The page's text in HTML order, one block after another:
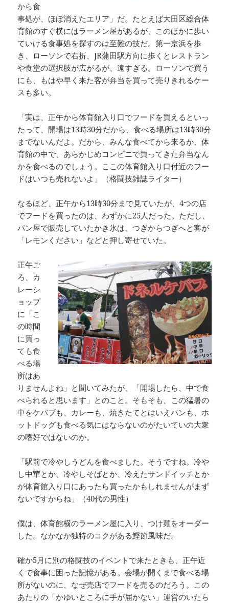
から食
事処が、ほぼ消えたエリア」だ。たとえば大田区総合体
育館のすぐ横にはラーメン屋があるが、このほかに歩い
ていける食事処を探すのは至難の技だ。第一京浜を歩
き、ローソンで右折、JR蒲田駅方向に歩くとレストラン
や食堂の選択肢が広がるが、遠すぎる。ローソンで買う
にも、もはや早く来た客が弁当を買って売りきれるケー
スも多い。
「実は、正午から体育館入り口でフードを買えるといっ
たって、開場は13時30分だから、食べる場所は13時30分
までないんだよ。だから、みんな食べてから来るか、体
育館の中で、あらかじめコンビニで買ってきた弁当なん
かを食べるのでしょう。ここの体育館入り口付近のフー
ドはいつも売れないよ」（格闘技雑誌ライター）
なるほど、正午から13時30分まで見ていたが、4つの店
でフードを買ったのは、わずかに25人だった。ただし、
パン屋で販売していたかき氷は、つぎからつぎへと客が
「レモンください」などと押し寄せていた。
正午ご
ろ、カ
レーシ
ョップ
に「こ
の時間
に買っ
ても食
べる場
所はあ
りませんよね」と聞いてみたが、「開場したら、中で食
べられると思います」とのこと。そもそも、この猛暑の
中をケバブも、カレーも、焼きたてとはいえパンも、ホ
ットドッグも食べる気にはならないのがたいていの大衆
の嗜好ではないのか。
「駅前で冷やしうどんを食べました。そうですね。冷や
し中華とか、冷やしそばとか、冷えたサンドイッチとか
が体育館入り口にあったら買ったかもしれませんがまず
ないですからね」（40代の男性）
僕は、体育館横のラーメン屋に入り、つけ麺をオーダー
した。なかなか独特のコクがある鰹節風味だ。
確か5月に別の格闘技のイベントで来たときも、正午近
くで食事に困った記憶がある。会場が開くまで食べる場
所がないのに、なぜ売店でフードを売るのだろう。この
あたりの「かゆいところに手が届かない」運営のいたら